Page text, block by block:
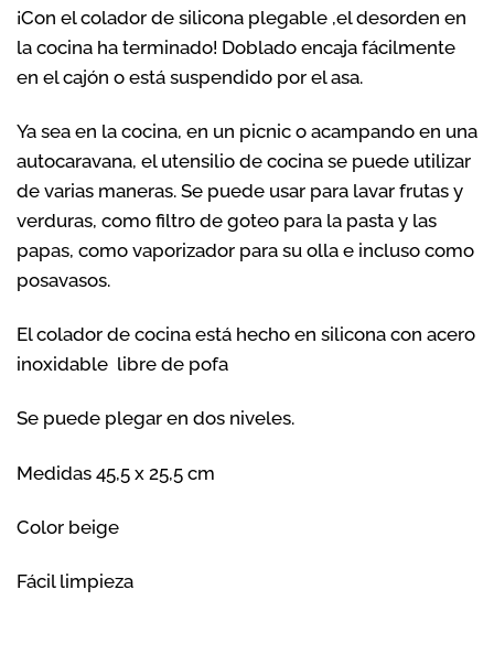
¡Con el colador de silicona plegable ,el desorden en
la cocina ha terminado! Doblado encaja fácilmente
en el cajón o está suspendido por el asa.
Ya sea en la cocina, en un picnic o acampando en una
autocaravana, el utensilio de cocina se puede utilizar
de varias maneras. Se puede usar para lavar frutas y
verduras, como filtro de goteo para la pasta y las
papas, como vaporizador para su olla e incluso como
posavasos.
El colador de cocina está hecho en silicona con acero
inoxidable libre de pofa
Se puede plegar en dos niveles.
Medidas 45,5 x 25,5 cm
Color beige
Fácil limpieza